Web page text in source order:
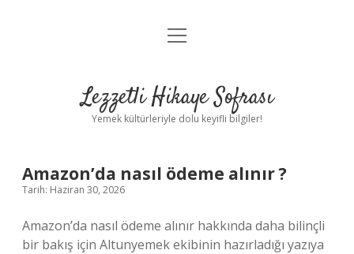
Anasayfa
Yasal Uyarı
menüyü
Lezzetli Hikaye Sofrası
Yemek kültürleriyle dolu keyifli bilgiler!
Amazon’da nasıl ödeme alınır ?
Tarih: Haziran 30, 2026
Amazon’da nasıl ödeme alınır hakkında daha bilinçli
bir bakış için Altunyemek ekibinin hazırladığı yazıya